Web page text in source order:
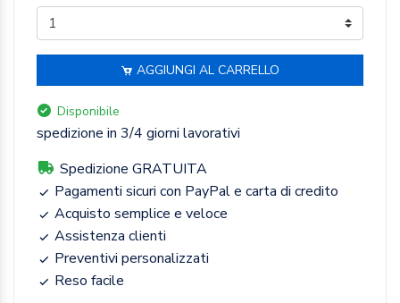
AGGIUNGI AL CARRELLO
Disponibile
spedizione in 3/4 giorni lavorativi
Spedizione GRATUITA
Pagamenti sicuri con PayPal e carta di credito
Acquisto semplice e veloce
Assistenza clienti
Preventivi personalizzati
Reso facile